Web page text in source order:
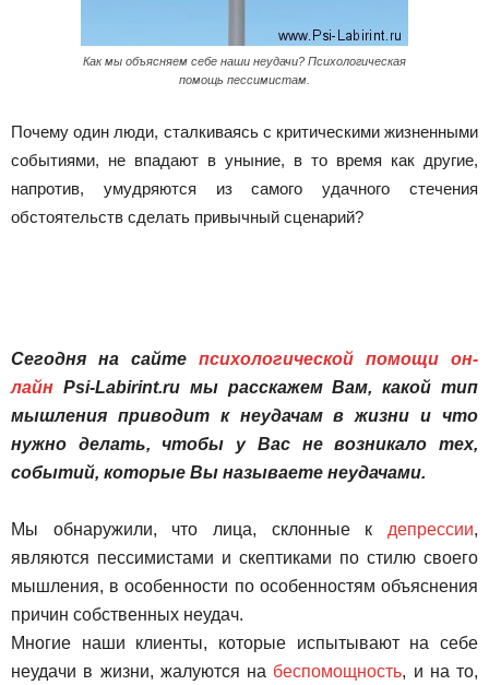
Как мы объясняем себе наши неудачи? Психологическая
помощь пессимистам.
Почему один люди, сталкиваясь с критическими жизненными
событиями, не впадают в уныние, в то время как другие,
напротив, умудряются из самого удачного стечения
обстоятельств сделать привычный сценарий?
Сегодня на сайте психологической помощи он-
лайн Psi-Labirint.ru мы расскажем Вам, какой тип
мышления приводит к неудачам в жизни и что
нужно делать, чтобы у Вас не возникало тех,
событий, которые Вы называете неудачами.
Мы обнаружили, что лица, склонные к депрессии,
являются пессимистами и скептиками по стилю своего
мышления, в особенности по особенностям объяснения
причин собственных неудач.
Многие наши клиенты, которые испытывают на себе
неудачи в жизни, жалуются на беспомощность, и на то,